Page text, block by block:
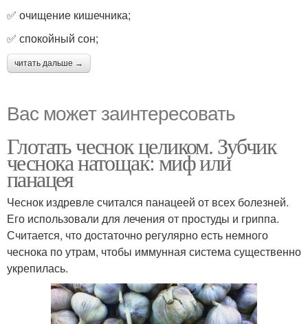
✅ очищение кишечника;
✅ спокойный сон;
читать дальше →
Вас может заинтересовать
Глотать чеснок целиком. Зубчик
чеснока натощак: миф или
панацея
Чеснок издревле считался панацеей от всех болезней.
Его использовали для лечения от простуды и гриппа.
Считается, что достаточно регулярно есть немного
чеснока по утрам, чтобы иммунная система существенно
укрепилась.